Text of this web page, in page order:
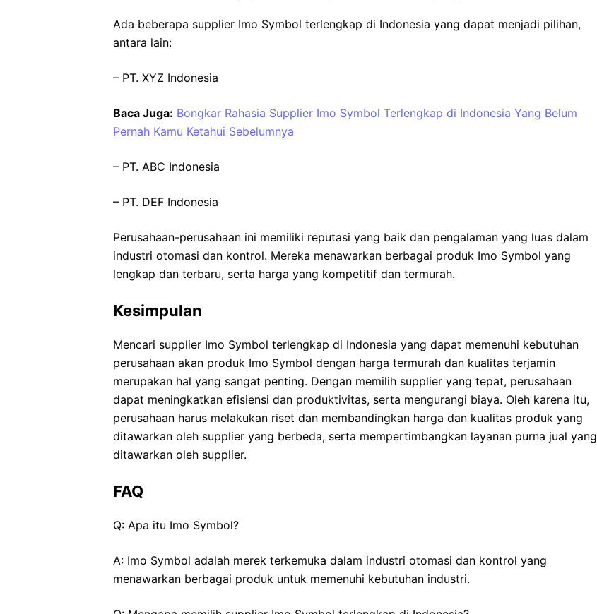
Ada beberapa supplier Imo Symbol terlengkap di Indonesia yang dapat menjadi pilihan,
antara lain:
– PT. XYZ Indonesia
Baca Juga: Bongkar Rahasia Supplier Imo Symbol Terlengkap di Indonesia Yang Belum
Pernah Kamu Ketahui Sebelumnya
– PT. ABC Indonesia
– PT. DEF Indonesia
Perusahaan-perusahaan ini memiliki reputasi yang baik dan pengalaman yang luas dalam
industri otomasi dan kontrol. Mereka menawarkan berbagai produk Imo Symbol yang
lengkap dan terbaru, serta harga yang kompetitif dan termurah.
Kesimpulan
Mencari supplier Imo Symbol terlengkap di Indonesia yang dapat memenuhi kebutuhan
perusahaan akan produk Imo Symbol dengan harga termurah dan kualitas terjamin
merupakan hal yang sangat penting. Dengan memilih supplier yang tepat, perusahaan
dapat meningkatkan efisiensi dan produktivitas, serta mengurangi biaya. Oleh karena itu,
perusahaan harus melakukan riset dan membandingkan harga dan kualitas produk yang
ditawarkan oleh supplier yang berbeda, serta mempertimbangkan layanan purna jual yang
ditawarkan oleh supplier.
FAQ
Q: Apa itu Imo Symbol?
A: Imo Symbol adalah merek terkemuka dalam industri otomasi dan kontrol yang
menawarkan berbagai produk untuk memenuhi kebutuhan industri.